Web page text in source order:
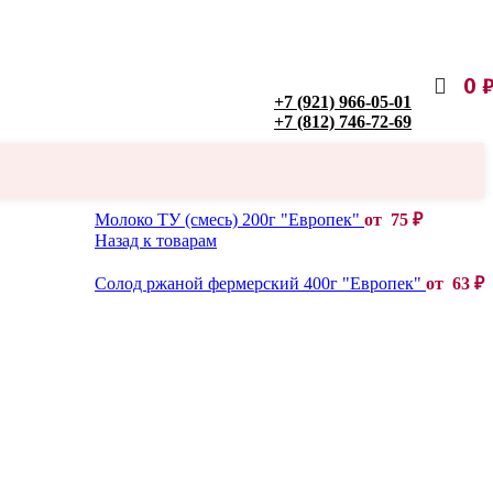
+7 (921) 966-05-01
+7 (812) 746-72-69
0
Молоко ТУ (смесь) 200г "Европек" от 75 ₽
Назад к товарам
Солод ржаной фермерский 400г "Европек" от 63 ₽